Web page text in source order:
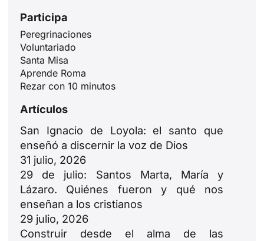
Participa
Peregrinaciones
Voluntariado
Santa Misa
Aprende Roma
Rezar con 10 minutos
Artículos
San Ignacio de Loyola: el santo que
enseñó a discernir la voz de Dios
31 julio, 2026
29 de julio: Santos Marta, María y
Lázaro. Quiénes fueron y qué nos
enseñan a los cristianos
29 julio, 2026
Construir desde el alma de las